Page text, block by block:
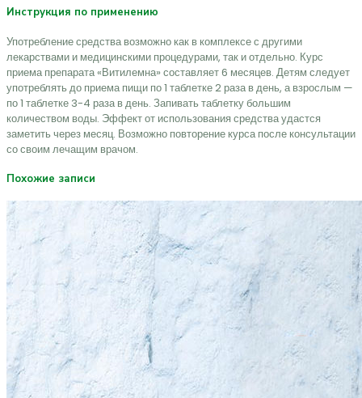
Инструкция по применению
Употребление средства возможно как в комплексе с другими
лекарствами и медицинскими процедурами, так и отдельно. Курс
приема препарата «Витилемна» составляет 6 месяцев. Детям следует
употреблять до приема пищи по 1 таблетке 2 раза в день, а взрослым —
по 1 таблетке 3-4 раза в день. Запивать таблетку большим
количеством воды. Эффект от использования средства удастся
заметить через месяц. Возможно повторение курса после консультации
со своим лечащим врачом.
Похожие записи